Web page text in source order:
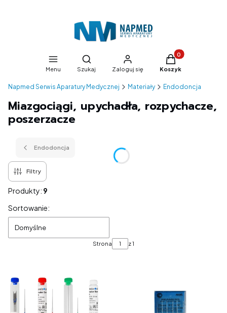
Menu
Otwórz wyszukiwarkę
Szukaj Zaloguj się
Produkty w
Koszyk
Napmed Serwis Aparatury Medycznej Materiały Endodoncja
Miazgociągi, upychadła, rozpychacze,
poszerzacze
Endodoncja
Filtry
Produkty: 9
Lista produktów
Sortowanie:
Domyślne
Strona z 1